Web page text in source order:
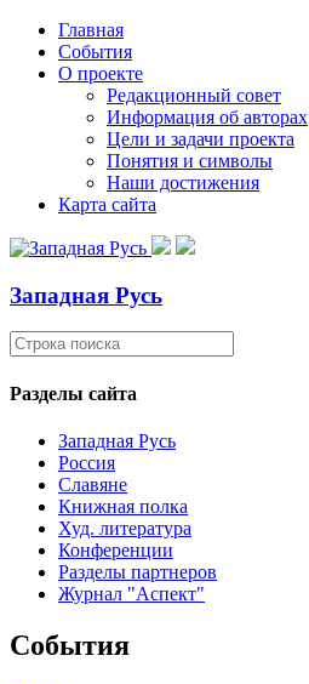
Главная
События
О проекте
Редакционный совет
Информация об авторах
Цели и задачи проекта
Понятия и символы
Наши достижения
Карта сайта
Западная Русь
Разделы сайта
Западная Русь
Россия
Славяне
Книжная полка
Худ. литература
Конференции
Разделы партнеров
Журнал "Аспект"
События